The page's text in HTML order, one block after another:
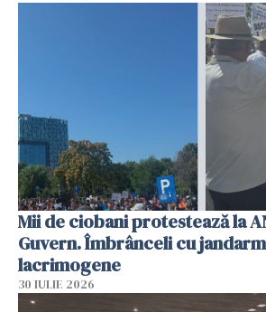
Mii de ciobani protestează la
Guvern. Îmbrânceli cu
lacrimogene
30 IULIE 2026